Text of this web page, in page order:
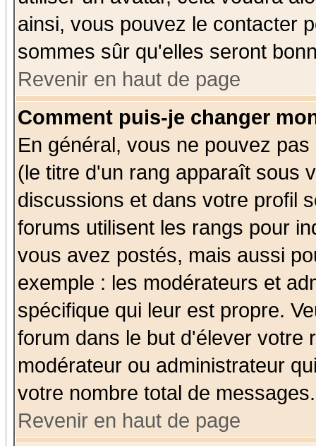
ainsi, vous pouvez le contacter
sommes sûr qu'elles seront
Revenir en haut de page
Comment puis-je changer
En général, vous ne pouvez
(le titre d'un rang apparaît sous
discussions et dans votre profil
forums utilisent les rangs pour
vous avez postés, mais aussi
exemple : les modérateurs et
spécifique qui leur est propre.
forum dans le but d'élever votre
modérateur ou administrateur
votre nombre total de messages.
Revenir en haut de page